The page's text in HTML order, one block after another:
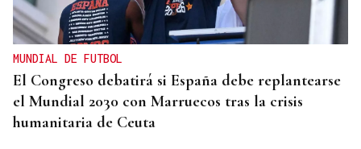
MUNDIAL DE FUTBOL
El Congreso debatirá si España debe replantearse
el Mundial 2030 con Marruecos tras la crisis
humanitaria de Ceuta